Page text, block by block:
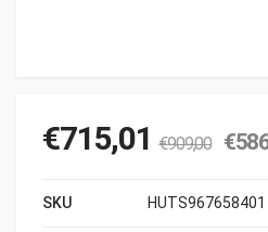
€715,01 €909,00 €
SKU HUTS967658401